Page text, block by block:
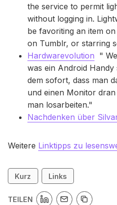
the service to permit
without logging in.
be favoriting an item
on Tumblr, or starring
Hardwarevolution "
was ein Android
dem sofort, dass man
und einen Monitor
man losarbeiten."
Nachdenken über
Weitere Linktipps zu
Kurz Links
TEILEN